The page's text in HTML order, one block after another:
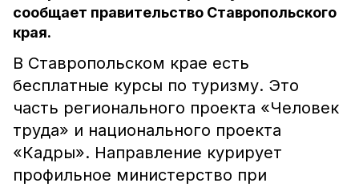
сообщает правительство Ставропольского
края.
В Ставропольском крае есть
бесплатные курсы по туризму. Это
часть регионального проекта «Человек
труда» и национального проекта
«Кадры». Направление курирует
профильное министерство при